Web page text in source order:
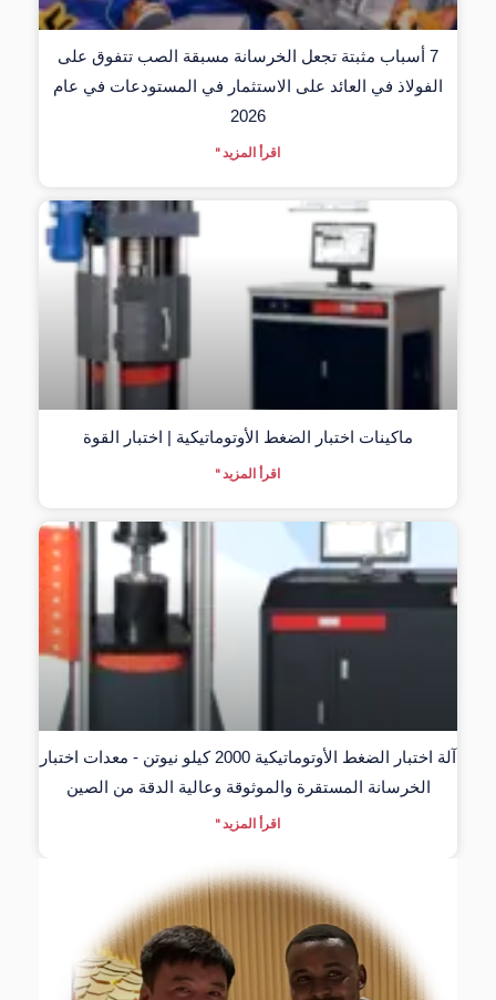
7 أسباب مثبتة تجعل الخرسانة مسبقة الصب تتفوق على
الفولاذ في العائد على الاستثمار في المستودعات في عام
2026
اقرأ المزيد "
ماكينات اختبار الضغط الأوتوماتيكية | اختبار القوة
اقرأ المزيد "
آلة اختبار الضغط الأوتوماتيكية 2000 كيلو نيوتن - معدات اختبار
الخرسانة المستقرة والموثوقة وعالية الدقة من الصين
اقرأ المزيد "